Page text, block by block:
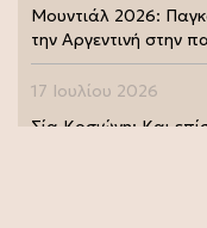
Μουντιάλ 2026:
την Αργεντινή στην
17 Ιουλίου 2026
Σία Κοσιώνη: Και